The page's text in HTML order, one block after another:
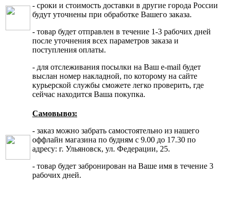
- сроки и стоимость доставки в другие города России
будут уточнены при обработке Вашего заказа.
- товар будет отправлен в течение 1-3 рабочих дней
после уточнения всех параметров заказа и
поступления оплаты.
- для отслеживания посылки на Ваш e-mail будет
выслан номер накладной, по которому на сайте
курьерской службы сможете легко проверить, где
сейчас находится Ваша покупка.
Самовывоз:
- заказ можно забрать самостоятельно из нашего
оффлайн магазина по будням с 9.00 до 17.30 по
адресу: г. Ульяновск, ул. Федерации, 25.
- товар будет забронирован на Ваше имя в течение 3
рабочих дней.